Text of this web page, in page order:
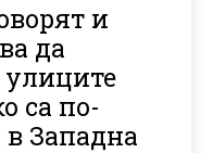
и
да
са по-
в Западна